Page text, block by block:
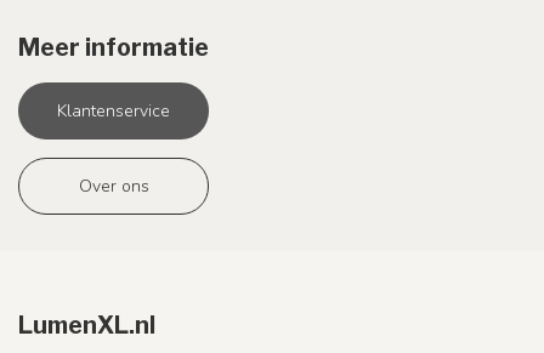
Meer informatie
Klantenservice
Over ons
LumenXL.nl